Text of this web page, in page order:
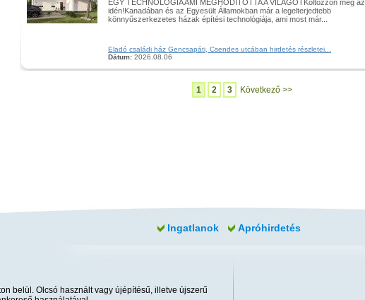
EGY TECHNOLÓGIA AMI MEGHÓDÍTOTTA A VILÁGOTKöltözzön még az
idén!Kanadában és az Egyesült Államokban már a legelterjedtebb
könnyűszerkezetes házak építési technológiája, ami most már...
Eladó családi ház Gencsapáti, Csendes utcában hirdetés részletei...
Dátum: 2026.08.06
1 2 3 Következő >>
Ingatlanok Apróhirdetés
belül. Olcsó használt vagy újépítésű, illetve újszerű